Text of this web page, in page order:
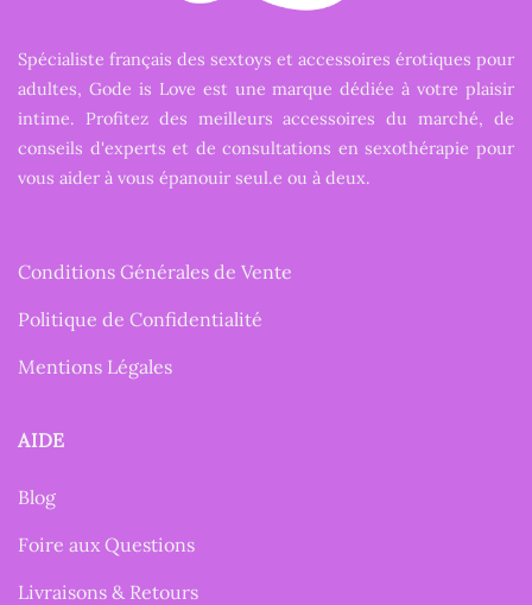
Spécialiste français des sextoys et accessoires érotiques pour
adultes, Gode is Love est une marque dédiée à votre plaisir
intime. Profitez des meilleurs accessoires du marché, de
conseils d'experts et de consultations en sexothérapie pour
vous aider à vous épanouir seul.e ou à deux.
Conditions Générales de Vente
Politique de Confidentialité
Mentions Légales
AIDE
Blog
Foire aux Questions
Livraisons & Retours